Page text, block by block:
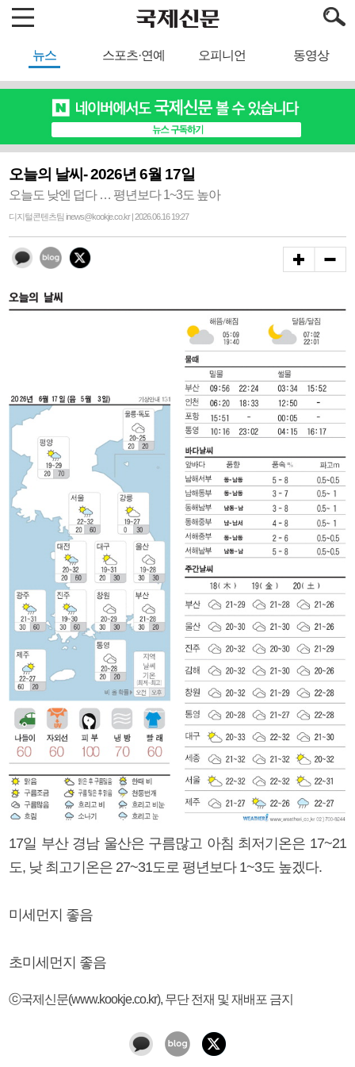
뉴스 스포츠·연예 오피니언 동영상
오늘의 날씨- 2026년 6월 17일
오늘도 낮엔 덥다 … 평년보다 1~3도 높아
디지털콘텐츠팀 inews@kookje.co.kr | 2026.06.16 19:27
17일 부산 경남 울산은 구름많고 아침 최저기온은 17~21
도, 낮 최고기온은 27~31도로 평년보다 1~3도 높겠다.
미세먼지 좋음
초미세먼지 좋음
ⓒ국제신문(www.kookje.co.kr), 무단 전재 및 재배포 금지